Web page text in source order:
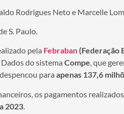
Rodrigues Neto e Marcelle
S. Paulo.
pela Febraban (Federação
Dados do sistema Compe, que
para apenas 137,6
os pagamentos
2023